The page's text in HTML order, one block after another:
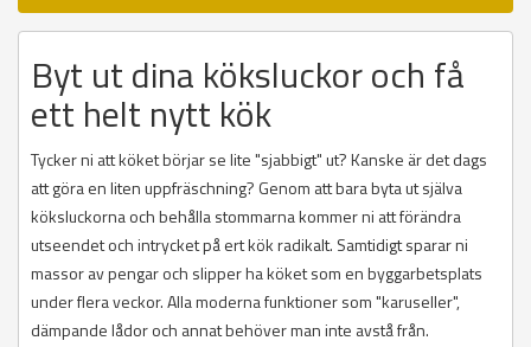
Byt ut dina köksluckor och få
ett helt nytt kök
Tycker ni att köket börjar se lite "sjabbigt" ut? Kanske är det dags
att göra en liten uppfräschning? Genom att bara byta ut själva
köksluckorna och behålla stommarna kommer ni att förändra
utseendet och intrycket på ert kök radikalt. Samtidigt sparar ni
massor av pengar och slipper ha köket som en byggarbetsplats
under flera veckor. Alla moderna funktioner som "karuseller",
dämpande lådor och annat behöver man inte avstå från.